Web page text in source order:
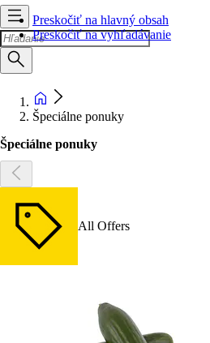
Preskočiť na hlavný obsah
Preskočiť na vyhľadávanie
Špeciálne ponuky
Špeciálne ponuky
All Offers